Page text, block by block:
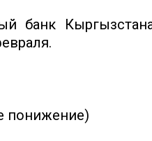
банк
понижение)